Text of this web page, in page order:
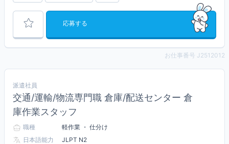
応募する
お仕事番号 J2512012
派遣社員
交通/運輸/物流専門職 倉庫/配送センター 倉
庫作業スタッフ
職種
軽作業 ・ 仕分け
日本語能力
JLPT N2